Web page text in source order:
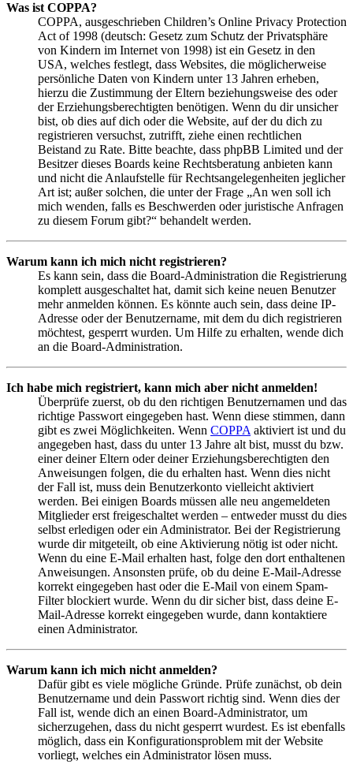
Was ist COPPA?
COPPA, ausgeschrieben Children’s Online Privacy Protection
Act of 1998 (deutsch: Gesetz zum Schutz der Privatsphäre
von Kindern im Internet von 1998) ist ein Gesetz in den
USA, welches festlegt, dass Websites, die möglicherweise
persönliche Daten von Kindern unter 13 Jahren erheben,
hierzu die Zustimmung der Eltern beziehungsweise des oder
der Erziehungsberechtigten benötigen. Wenn du dir unsicher
bist, ob dies auf dich oder die Website, auf der du dich zu
registrieren versuchst, zutrifft, ziehe einen rechtlichen
Beistand zu Rate. Bitte beachte, dass phpBB Limited und der
Besitzer dieses Boards keine Rechtsberatung anbieten kann
und nicht die Anlaufstelle für Rechtsangelegenheiten jeglicher
Art ist; außer solchen, die unter der Frage „An wen soll ich
mich wenden, falls es Beschwerden oder juristische Anfragen
zu diesem Forum gibt?“ behandelt werden.
Warum kann ich mich nicht registrieren?
Es kann sein, dass die Board-Administration die Registrierung
komplett ausgeschaltet hat, damit sich keine neuen Benutzer
mehr anmelden können. Es könnte auch sein, dass deine IP-
Adresse oder der Benutzername, mit dem du dich registrieren
möchtest, gesperrt wurden. Um Hilfe zu erhalten, wende dich
an die Board-Administration.
Ich habe mich registriert, kann mich aber nicht anmelden!
Überprüfe zuerst, ob du den richtigen Benutzernamen und das
richtige Passwort eingegeben hast. Wenn diese stimmen, dann
gibt es zwei Möglichkeiten. Wenn COPPAaktiviert ist und du
angegeben hast, dass du unter 13 Jahre alt bist, musst du bzw.
einer deiner Eltern oder deiner Erziehungsberechtigten den
Anweisungen folgen, die du erhalten hast. Wenn dies nicht
der Fall ist, muss dein Benutzerkonto vielleicht aktiviert
werden. Bei einigen Boards müssen alle neu angemeldeten
Mitglieder erst freigeschaltet werden – entweder musst du dies
selbst erledigen oder ein Administrator. Bei der Registrierung
wurde dir mitgeteilt, ob eine Aktivierung nötig ist oder nicht.
Wenn du eine E-Mail erhalten hast, folge den dort enthaltenen
Anweisungen. Ansonsten prüfe, ob du deine E-Mail-Adresse
korrekt eingegeben hast oder die E-Mail von einem Spam-
Filter blockiert wurde. Wenn du dir sicher bist, dass deine E-
Mail-Adresse korrekt eingegeben wurde, dann kontaktiere
einen Administrator.
Warum kann ich mich nicht anmelden?
Dafür gibt es viele mögliche Gründe. Prüfe zunächst, ob dein
Benutzername und dein Passwort richtig sind. Wenn dies der
Fall ist, wende dich an einen Board-Administrator, um
sicherzugehen, dass du nicht gesperrt wurdest. Es ist ebenfalls
möglich, dass ein Konfigurationsproblem mit der Website
vorliegt, welches ein Administrator lösen muss.